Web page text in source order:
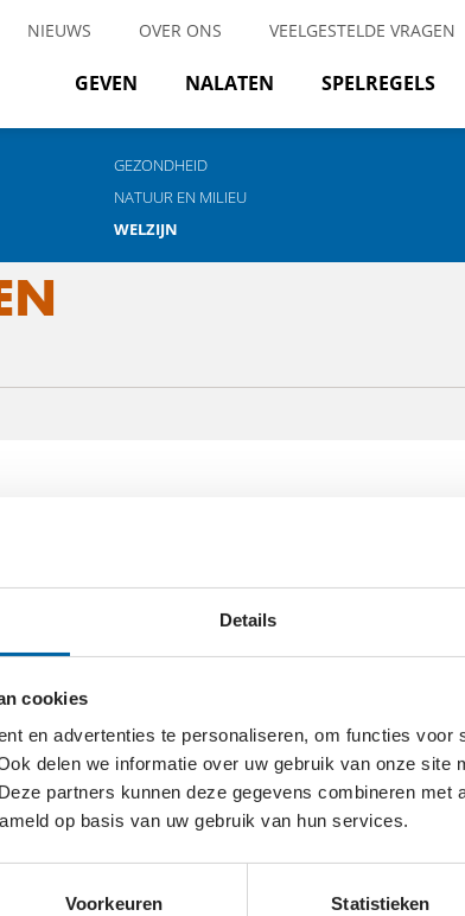
Details
cookies
en advertenties te personaliseren, om functies voor
delen we informatie over uw gebruik van onze site
partners kunnen deze gegevens combineren met
op basis van uw gebruik van hun services.
Voorkeuren Statistieken
NIEUWS OVER ONS VEELGESTELDE VRAGEN
GEVEN NALATEN SPELREGELS
GEZONDHEID
NATUUR EN MILIEU
WELZIJN
die dat het hardst nodig hebben, elke